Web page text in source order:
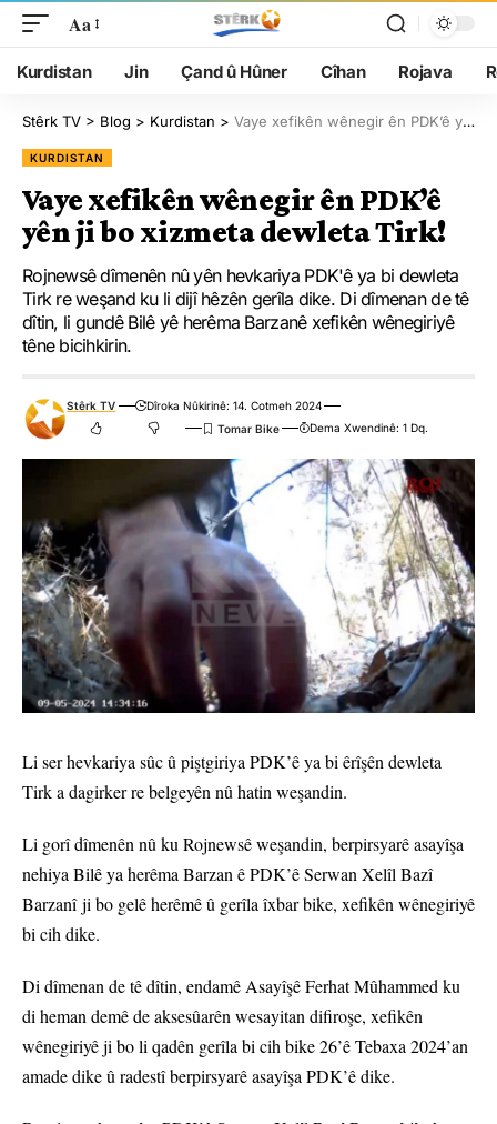
Aa
Kurdistan Jin Çand û Hûner Cîhan Rojava
Stêrk TV > Blog > Kurdistan > Vaye xefikên wênegir ên PDK’ê yên ji bo xizmeta dewleta Tirk!
KURDISTAN
Vaye xefikên wênegir ên PDK’ê
yên ji bo xizmeta dewleta Tirk!
Rojnewsê dîmenên nû yên hevkariya PDK'ê ya bi dewleta
Tirk re weşand ku li dijî hêzên gerîla dike. Di dîmenan de tê
dîtin, li gundê Bilê yê herêma Barzanê xefikên wênegiriyê
têne bicihkirin.
Stêrk TV
Dîroka Nûkirinê: 14. Cotmeh 2024
Dema Xwendinê: 1 Dq.
Li ser hevkariya sûc û piştgiriya PDK’ê ya bi êrîşên dewleta
Tirk a dagirker re belgeyên nû hatin weşandin.
Li gorî dîmenên nû ku Rojnewsê weşandin, berpirsyarê asayîşa
nehiya Bilê ya herêma Barzan ê PDK’ê Serwan Xelîl Bazî
Barzanî ji bo gelê herêmê û gerîla îxbar bike, xefikên wênegiriyê
bi cih dike.
Di dîmenan de tê dîtin, endamê Asayîşê Ferhat Mûhammed ku
di heman demê de aksesûarên wesayitan difiroşe, xefikên
wênegiriyê ji bo li qadên gerîla bi cih bike 26’ê Tebaxa 2024’an
amade dike û radestî berpirsyarê asayîşa PDK’ê dike.